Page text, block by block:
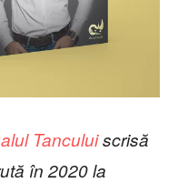
Tanculuiscrisă
în 2020 la